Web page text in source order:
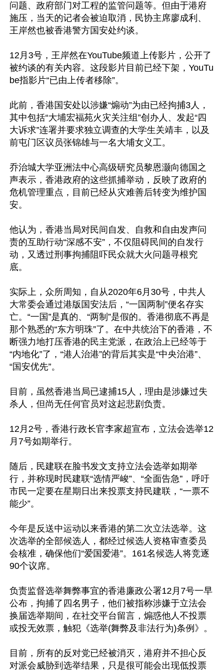
问题、政府部门对工程的监管问题等。但由于港府
施压，当天的记者会被迫取消，民协主席廖成利、
王岸然也被香港警方国安处约谈。
12月3号，王岸然在YouTube频道上传影片，公开了
被约谈的有关内容。这段影片目前已经下架，YouTu
be指影片“已由上传者移除”。
此前，香港国安处以涉嫌“煽动”为由已经拘捕3人，
其中包括“大埔宏福苑火灾关注组”创办人、发起“四
大诉求”连署并要求独立调查的大学生关靖丰，以及
前屯门区议员张锦雄与一名大埔女义工。
乔治城大学亚洲法中心高级研究员黎恩灏向德国之
声表示，香港政府的这些抓捕举动，反映了政府的
危机管理重点，目前已经从灾难善后转变为维护国
安。
他认为，香港当局对民间自发、自救和自由发声问
责的互助行动“深感不安”，不仅阻碍民间的自发行
动，又透过刑事拘捕阻吓民众就大火问题寻根究
底。
实际上，众所周知，自从2020年6月30号，中共人
大常委会通过港版国安法后，“一国两制”便名存实
亡。“一国”是真的、“两制”是假的。香港彻底不再是
那个熟悉的“东方明珠”了。在中共统治下的香港，不
断强力地打压香港的民主党派，在政治上已经等于
“内地化”了，“港人治港”的背后其实是“中央治港”、
“国安优先”。
目前，虽然香港当局已逮捕15人，理由是涉嫌过失
杀人，但尚无任何官员对这起悲剧负责。
12月2号，香港行政长官李家超宣布，立法会选举12
月7号如期举行。
随后，民建联在脸书发文支持立法会选举如期举
行，并称现时民建联“选情严峻”、“全面告急”，呼吁
市民一定要在星期日出来投票支持民建联，“一票不
能少”。
今年是反送中运动以来香港的第二次立法选举。这
次选举的全部候选人，都经过候选人资格审查委员
会核准，确保他们“爱国爱港”。161名候选人将竞逐
90个议席。
负责监督选举舞弊事宜的香港廉政公署12月7号一早
公布，拘捕了四名男子，他们被指称涉嫌于立法会
换届选举期间，在社交平台留言，煽惑他人不投票
或投无效票，触犯《选举(舞弊及非法行为)条例》。
目前，所有的反对党已经被消灭，港府并不担心反
对派会威胁到选举结果，只是很可能会出现低投票